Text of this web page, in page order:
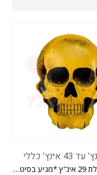
מיילר גולגלת 29 אינ"ץ *מגיע בסיטונאות חבילה של 5 יח'*